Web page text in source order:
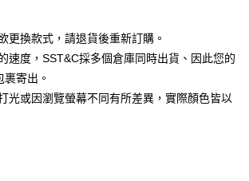
行
華泰商業銀行
遠東國際商業銀行
中國信託商業銀行
台中商業銀行
行
華泰商業銀行
永豐商業銀行
更換款式，請退貨後重新訂購。
速度，SST&C採多個倉庫同時出貨、因此您的
寄出。
光或因瀏覽螢幕不同有所差異，實際顏色皆以